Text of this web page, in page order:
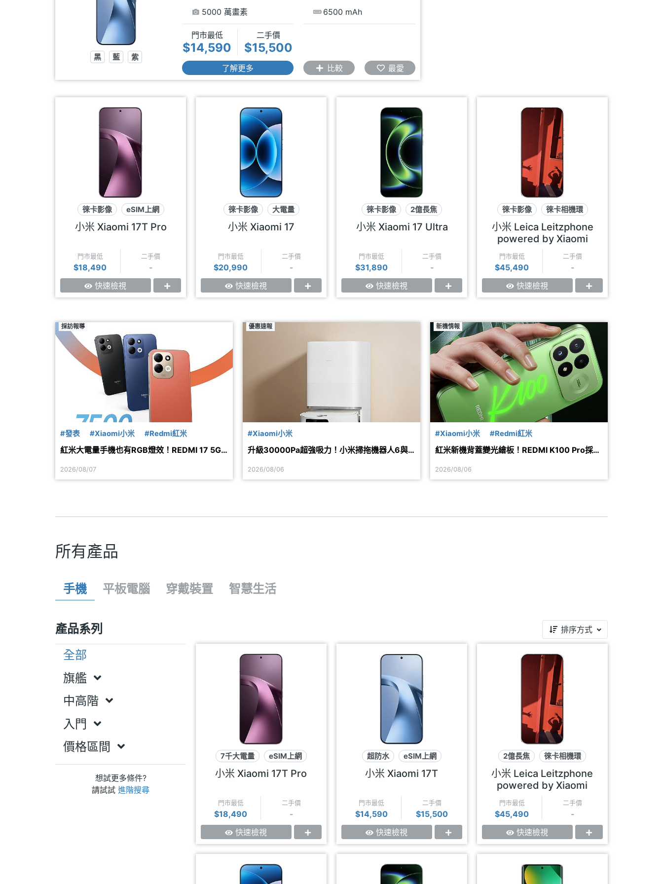
黑 藍 紫
5000 萬畫素 6500 mAh
門市最低
$14,590
二手價
$15,500
了解更多 比較 最愛
徠卡影像
eSIM上網
7千大電量
小米 Xiaomi 17T Pro
門市最低
$18,490
二手價
-
快速檢視
徠卡影像
大電量
浮動長焦
小米 Xiaomi 17
門市最低
$20,990
二手價
-
快速檢視
徠卡影像
2億長焦
連續光學變焦
小米 Xiaomi 17 Ultra
門市最低
$31,890
二手價
-
快速檢視
徠卡影像
徠卡相機環
2億長焦
小米 Leica Leitzphone
powered by Xiaomi
門市最低
$45,490
二手價
-
快速檢視
採訪報導
#發表 #Xiaomi小米 #Redmi紅米
紅米大電量手機也有RGB燈效！REDMI 17 5G
2026/08/07
優惠速報
#Xiaomi小米
升級30000Pa超強吸力！小米掃拖機器人6與6
2026/08/06
新機情報
#Xiaomi小米 #Redmi紅米
紅米新機背蓋變光繪板！REDMI K100 Pro採用
2026/08/06
所有產品
手機 平板電腦 穿戴裝置 智慧生活
產品系列 排序方式
全部
旗艦
中高階
入門
價格區間
想試更多條件?
請試試 進階搜尋
7千大電量
eSIM上網
徠卡影像
小米 Xiaomi 17T Pro
門市最低
$18,490
二手價
-
快速檢視
超防水
eSIM上網
徠卡影像
小米 Xiaomi 17T
門市最低
$14,590
二手價
$15,500
快速檢視
2億長焦
徠卡相機環
徠卡影像
小米 Leica Leitzphone
powered by Xiaomi
門市最低
$45,490
二手價
-
快速檢視